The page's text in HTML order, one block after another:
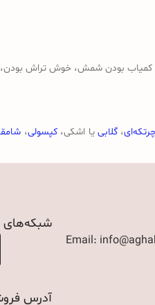
بودن شمش، خوش تراش بودن،
، گلابی یا اشکی،کپسولی،
Email:
شبکه‌های
آدرس